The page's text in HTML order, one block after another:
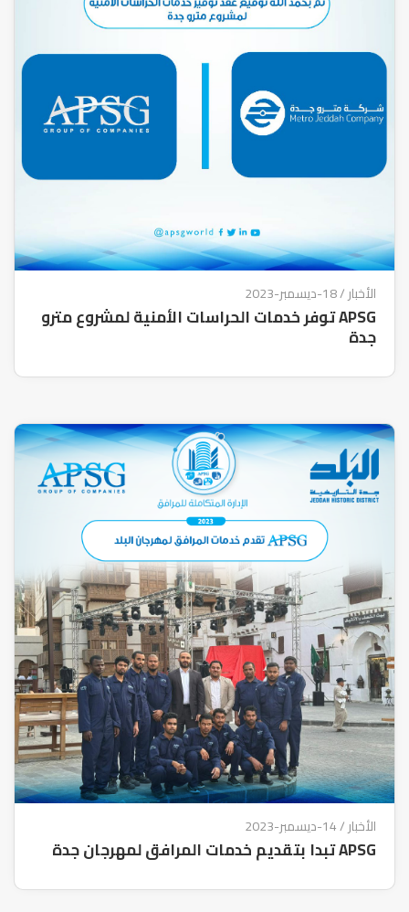
الأخبار/ 18-ديسمبر-2023
APSG توفر خدمات الحراسات الأمنية لمشروع مترو
جدة
الأخبار/ 14-ديسمبر-2023
APSG تبدا بتقديم خدمات المرافق لمهرجان جدة